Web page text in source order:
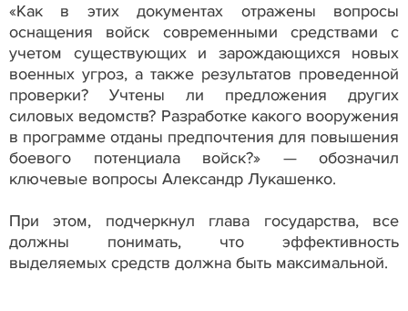
«Как в этих документах отражены вопросы
оснащения войск современными средствами с
учетом существующих и зарождающихся новых
военных угроз, а также результатов проведенной
проверки? Учтены ли предложения других
силовых ведомств? Разработке какого вооружения
в программе отданы предпочтения для повышения
боевого потенциала войск?» — обозначил
ключевые вопросы Александр Лукашенко.
При этом, подчеркнул глава государства, все
должны понимать, что эффективность
выделяемых средств должна быть максимальной.